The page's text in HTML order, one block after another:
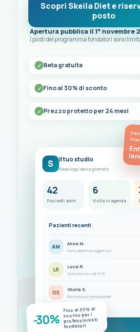
Scopri Skeila Diet e
posto
Apertura pubblica il 1° novembre
I posti del programma fondatori sono
Beta gratuita
Fino al 30% di sconto
Prezzo protetto per 24 mesi
S Il tuo studio
Riepilogo della giornata
42
Pazienti attivi
6
Visite in agenda
Pazienti recenti
AM Anna M.
Piano alimentare aggiornato
LR Luca R.
Visita prevista alle 15:30
GS Giulia S.
Nuove misurazioni disponibili
-30%
Fino al 30% di
sconto per i
professionisti
fondatori